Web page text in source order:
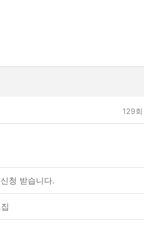
129
청 받습니다.